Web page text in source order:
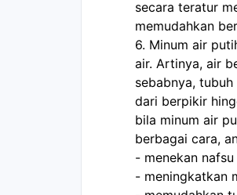
secara teratur
memudahkan
6. Minum air
air. Artinya, air
sebabnya,
dari berpikir
bila minum air
berbagai cara,
- menekan
- meningkatkan